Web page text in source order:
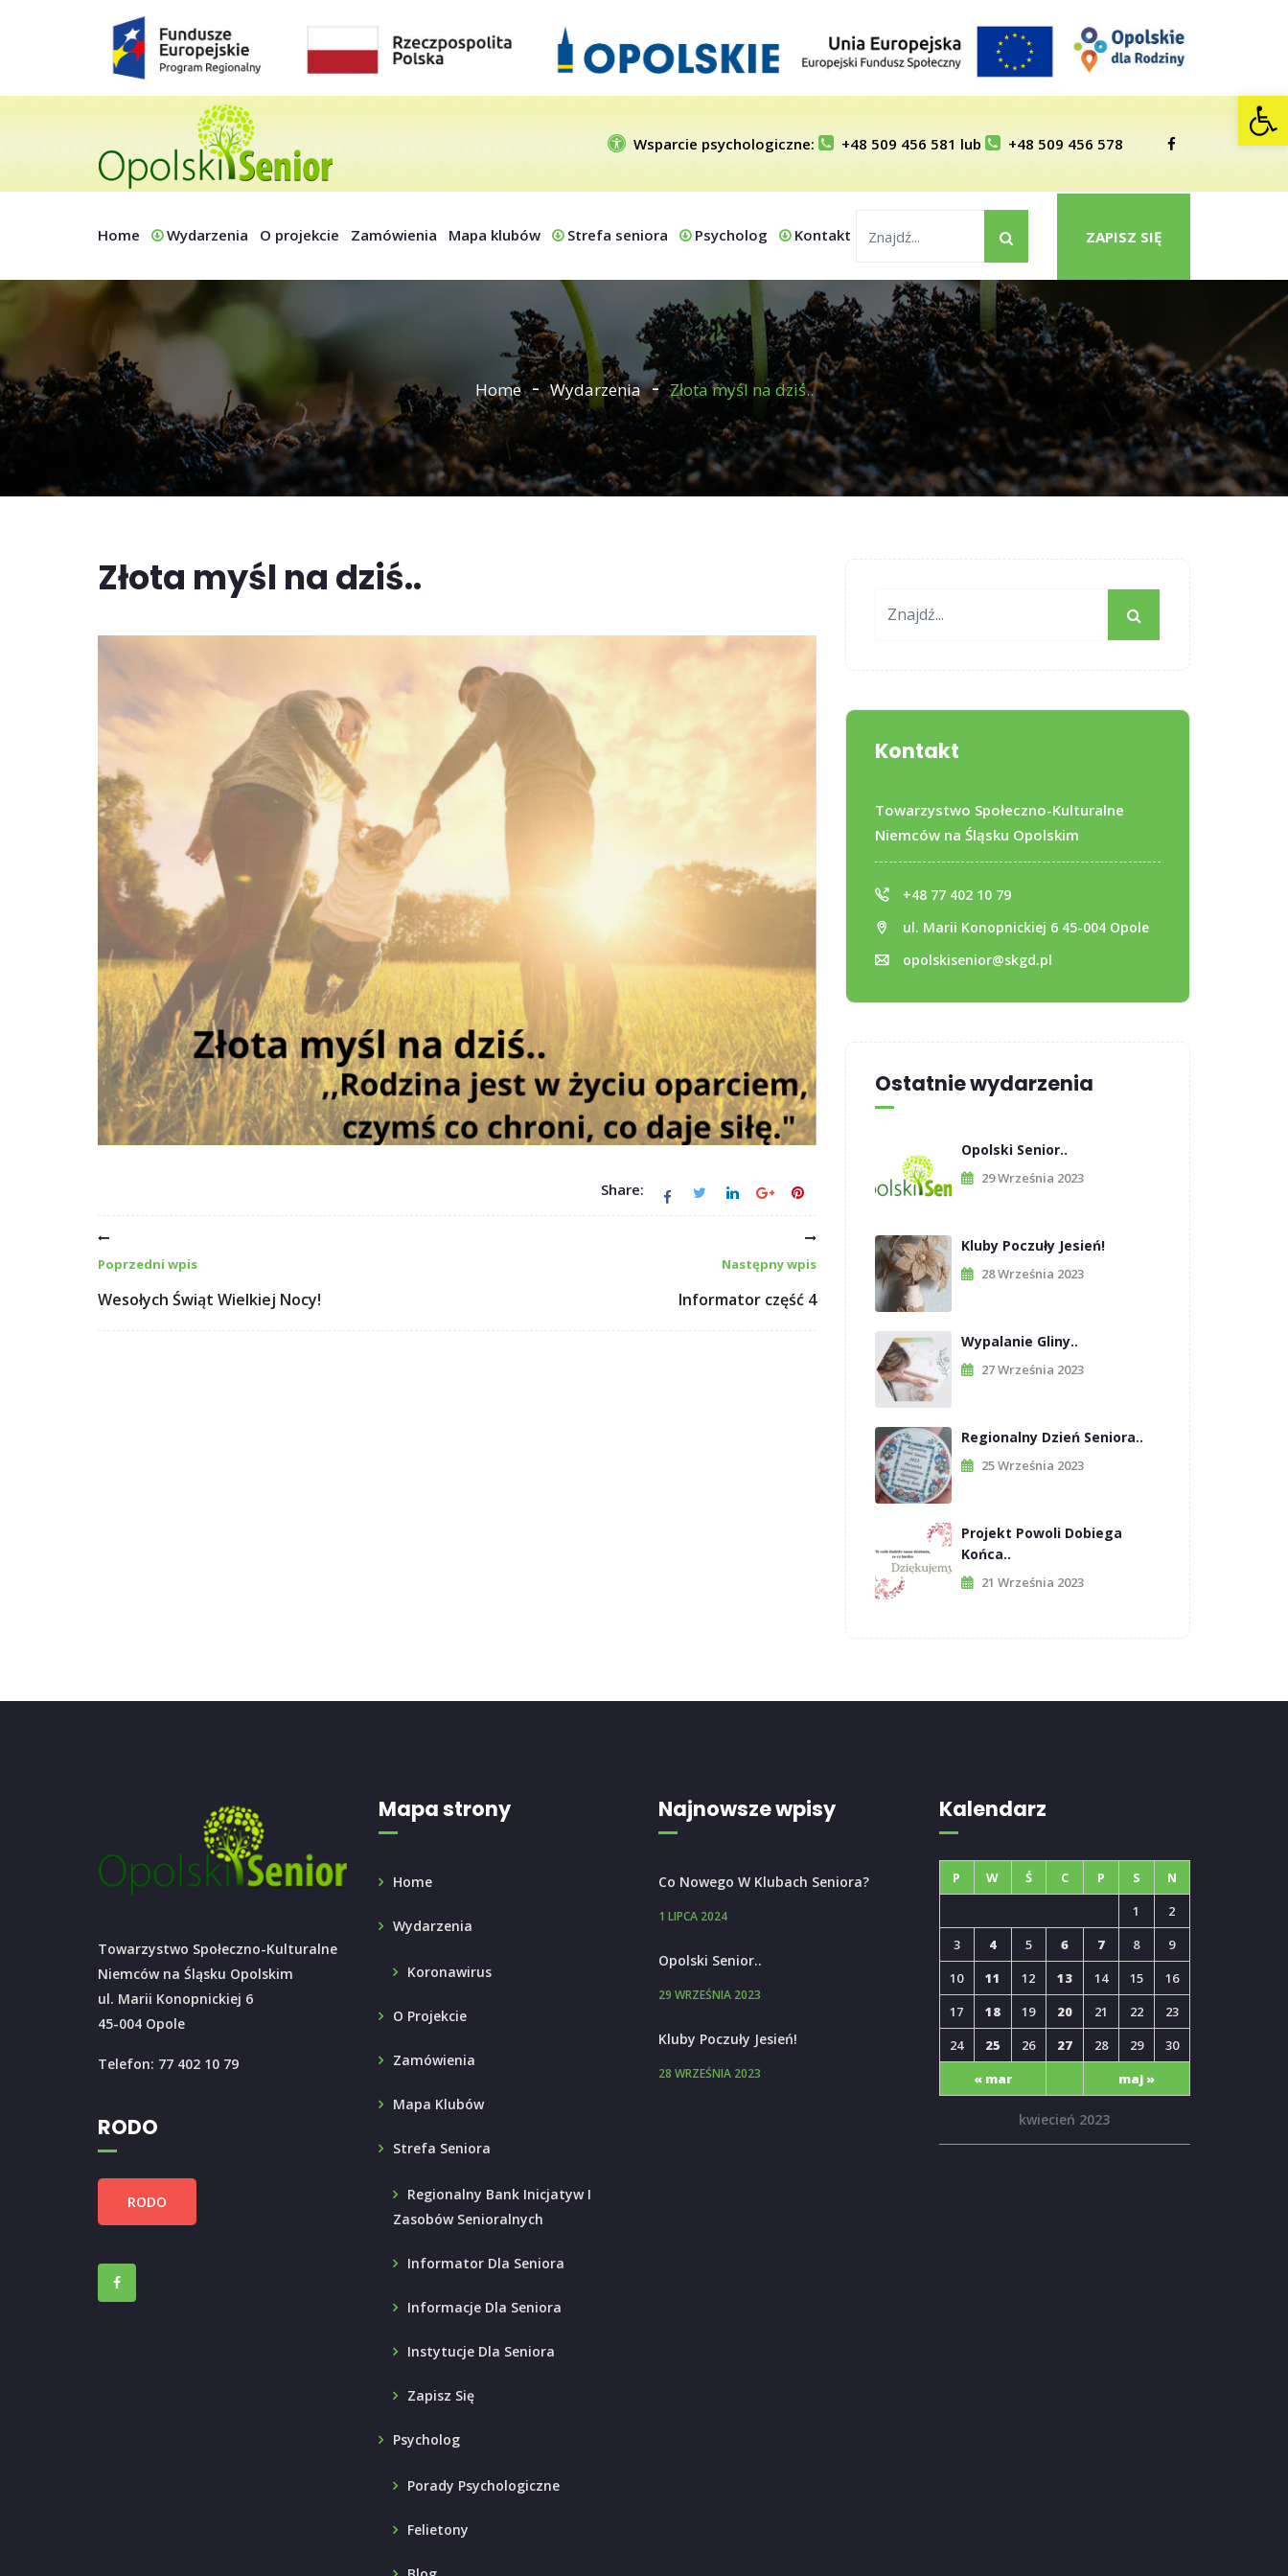
Wsparcie psychologiczne: +48 509 456 581 lub +48 509 456 578
Home Wydarzenia O projekcie Zamówienia Mapa klubów Strefa seniora Psycholog Kontakt ZAPISZ SIĘ
Home Wydarzenia Złota myśl na dziś..
Złota myśl na dziś..
Share:
Poprzedni wpis
Wesołych Świąt Wielkiej Nocy!
Następny wpis
Informator część 4
Kontakt
Towarzystwo Społeczno-Kulturalne
Niemców na Śląsku Opolskim
+48 77 402 10 79
ul. Marii Konopnickiej 6 45-004 Opole
opolskisenior@skgd.pl
Ostatnie wydarzenia
Opolski Senior..
29 Września 2023
Kluby Poczuły Jesień!
28 Września 2023
Wypalanie Gliny..
27 Września 2023
Regionalny Dzień Seniora..
25 Września 2023
Projekt Powoli Dobiega
Końca..
21 Września 2023
Towarzystwo Społeczno-Kulturalne
Niemców na Śląsku Opolskim
ul. Marii Konopnickiej 6
45-004 Opole
Telefon: 77 402 10 79
RODO
RODO
Mapa strony
Home
Wydarzenia
Koronawirus
O Projekcie
Zamówienia
Mapa Klubów
Strefa Seniora
Regionalny Bank Inicjatyw I
Zasobów Senioralnych
Informator Dla Seniora
Informacje Dla Seniora
Instytucje Dla Seniora
Zapisz Się
Psycholog
Porady Psychologiczne
Felietony
Najnowsze wpisy
Co Nowego W Klubach Seniora?
1 LIPCA 2024
Opolski Senior..
29 WRZEŚNIA 2023
Kluby Poczuły Jesień!
28 WRZEŚNIA 2023
Kalendarz
kwiecień 2023
P W Ś C P S N
« mar maj »
1
2
3
4 5 6 7 8
9
10
11 12 13 14 15
16
17
18 19 20 21 22
23
24
25 26 27 28 29 30